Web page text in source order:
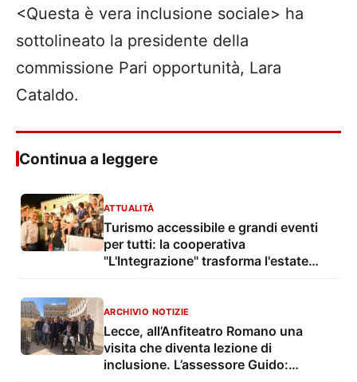
<Questa è vera inclusione sociale> ha
sottolineato la presidente della
commissione Pari opportunità, Lara
Cataldo.
Continua a leggere
ATTUALITÀ
Turismo accessibile e grandi eventi
per tutti: la cooperativa
"L'Integrazione" trasforma l'estate
ARCHIVIO NOTIZIE
Lecce, all’Anfiteatro Romano una
visita che diventa lezione di
inclusione. L’assessore Guido: